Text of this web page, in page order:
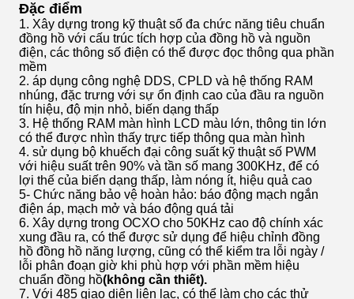
Đặc điểm
1. Xây dựng trong kỹ thuật số đa chức năng tiêu chuẩn
đồng hồ với cấu trúc tích hợp của đồng hồ và nguồn
điện, các thông số điện có thể được đọc thông qua phần
mềm
2. áp dụng công nghệ DDS, CPLD và hệ thống RAM
nhúng, đặc trưng với sự ổn định cao của đầu ra nguồn
tín hiệu, độ mịn nhỏ, biến dạng thấp
3. Hệ thống RAM màn hình LCD màu lớn, thông tin lớn
có thể được nhìn thấy trực tiếp thông qua màn hình
4. sử dụng bộ khuếch đại công suất kỹ thuật số PWM
với hiệu suất trên 90% và tần số mang 300KHz, để có
lợi thế của biến dạng thấp, làm nóng ít, hiệu quả cao
5- Chức năng bảo vệ hoàn hảo: báo động mạch ngắn
điện áp, mạch mở và báo động quá tải
6. Xây dựng trong OCXO cho 50KHz cao độ chính xác
xung đầu ra, có thể được sử dụng để hiệu chỉnh đồng
hồ đồng hồ năng lượng, cũng có thể kiểm tra lỗi ngày /
lỗi phân đoạn giờ khi phù hợp với phần mềm hiệu
chuẩn đồng hồ(không cần thiết).
7. Với 485 giao diện liên lạc, có thể làm cho các thử